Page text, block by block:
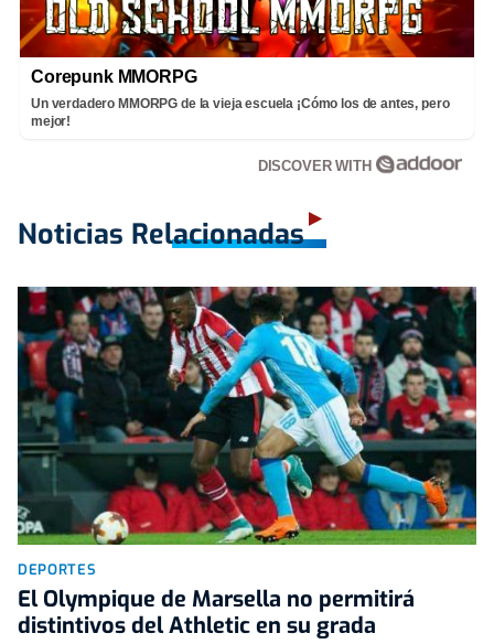
Corepunk MMORPG
Un verdadero MMORPG de la vieja escuela ¡Cómo los de antes, pero
mejor!
DISCOVER WITH
Noticias Relacionadas
DEPORTES
El Olympique de Marsella no permitirá
distintivos del Athletic en su grada